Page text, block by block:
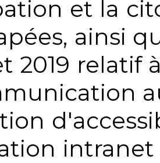
et la
ainsi
2019 relatif